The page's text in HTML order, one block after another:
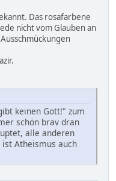
Das rosafarbene
nicht vom Glauben an
keinen Gott!" zum
schön brav dran
alle anderen
Atheismus auch